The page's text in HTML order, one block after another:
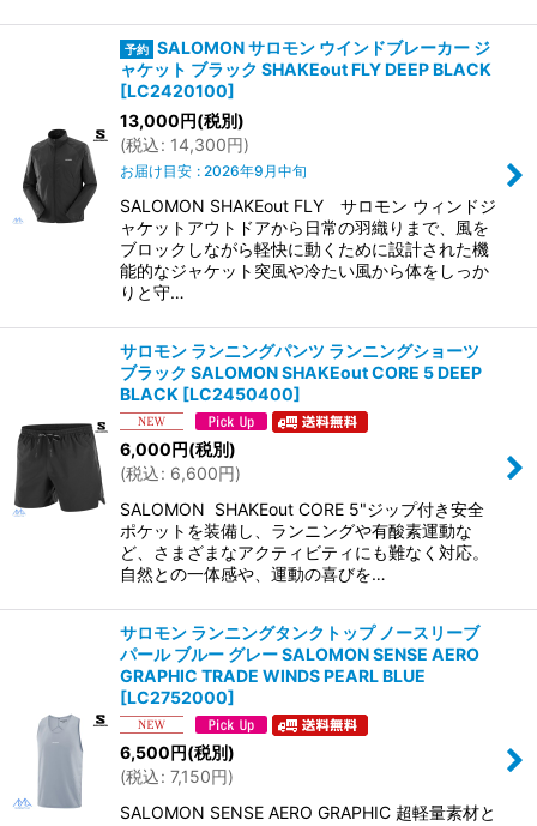
SALOMON サロモン ウインドブレーカー ジ
ャケット ブラック SHAKEout FLY DEEP BLACK
[LC2420100]
13,000円(税別)
(税込: 14,300円)
お届け目安 : 2026年9月中旬
SALOMON SHAKEout FLY サロモン ウィンドジ
ャケットアウトドアから日常の羽織りまで、風を
ブロックしながら軽快に動くために設計された機
能的なジャケット突風や冷たい風から体をしっか
りと守…
サロモン ランニングパンツ ランニングショーツ
ブラック SALOMON SHAKEout CORE 5 DEEP
BLACK [LC2450400]
6,000円(税別)
(税込: 6,600円)
SALOMON SHAKEout CORE 5"ジップ付き安全
ポケットを装備し、ランニングや有酸素運動な
ど、さまざまなアクティビティにも難なく対応。
自然との一体感や、運動の喜びを…
サロモン ランニングタンクトップ ノースリーブ
パール ブルー グレー SALOMON SENSE AERO
GRAPHIC TRADE WINDS PEARL BLUE
[LC2752000]
6,500円(税別)
(税込: 7,150円)
SALOMON SENSE AERO GRAPHIC 超軽量素材と